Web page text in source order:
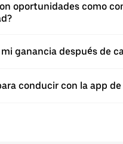
oportunidades como
ganancia después de
conducir con la app